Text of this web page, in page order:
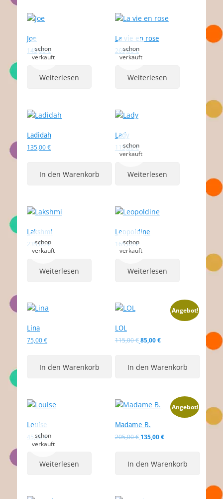
Joe
145,00€
Weiterlesen
La vie en rose
269,00€
Weiterlesen
Ladidah
135,00€
In den Warenkorb
Lady
115,00€
Weiterlesen
Lakshmi
235,00€
Weiterlesen
Leopoldine
165,00€
Weiterlesen
Lina
75,00€
In den Warenkorb
Angebot!
LOL
115,00€Ursprünglicher
115,00 €
85,00€Aktueller
85,00 €.
In den Warenkorb
Louise
45,00€
Weiterlesen
Angebot!
Madame B.
205,00€ Ursprünglicher
205,00 €
135,00€Aktueller
135,00 €.
In den Warenkorb